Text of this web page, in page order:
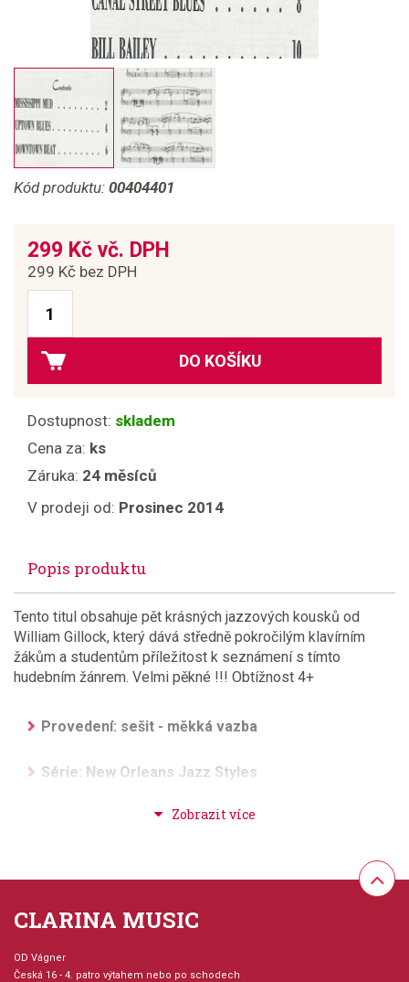
Kód produktu: 00404401
299 Kč vč. DPH
299 Kč bez DPH
DO KOŠÍKU
Dostupnost: skladem
Cena za: ks
Záruka: 24 měsíců
V prodeji od: Prosinec 2014
Popis produktu
Tento titul obsahuje pět krásných jazzových kousků od
William Gillock, který dává středně pokročilým klavírním
žákům a studentům příležitost k seznámení s tímto
hudebním žánrem. Velmi pěkné !!! Obtížnost 4+
Provedení: sešit - měkká vazba
Série: New Orleans Jazz Styles
Hudební styl: jazz + blues + ragtime + swing
Počet skladeb: 5
Počet stran: 12
CLARINA MUSIC
OD Vágner
Česká 16 - 4. patro výtahem nebo po schodech